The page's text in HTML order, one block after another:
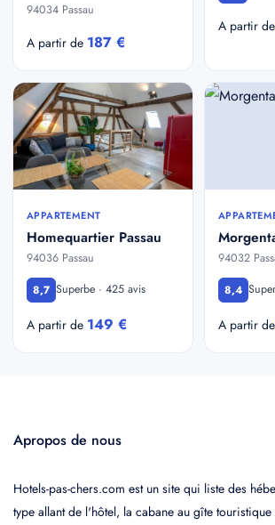
94034 Passau
A partir de 187 €
A partir de
APPARTEMENT
Homequartier Passau
94036 Passau
8,7 Superbe · 425 avis
A partir de 149 €
94032
8,4
A partir de
Apropos de nous
Hotels-pas-chers.com est un site qui liste des
type allant de l'hôtel, la cabane au gîte